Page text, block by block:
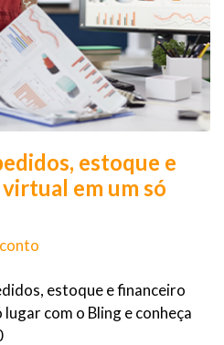
estoque e
em um só
estoque e financeiro
com o Bling e conheça